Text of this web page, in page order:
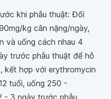
khi phẫu thuật: Đối
kg cân nặng/ngày,
và uống cách nhau 4
trước phẫu thuật để hỗ
kết hợp với erythromycin
tuổi, uống 250 -
- 3 ngày trước phẫu